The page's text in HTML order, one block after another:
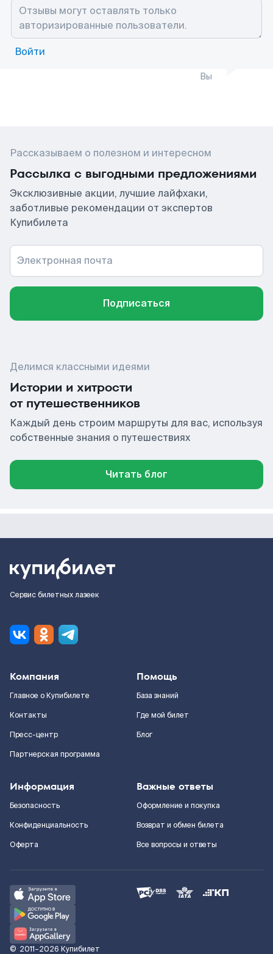
Войти
Вы
Рассказываем о полезном и интересном
Рассылка с выгодными предложениями
Эксклюзивные акции, лучшие лайфхаки,
заботливые рекомендации от экспертов
Купибилета
Электронная почта
Подписаться
Делимся классными идеями
Истории и хитрости
от путешественников
Каждый день строим маршруты для вас, используя
собственные знания о путешествиях
Читать блог
Сервис билетных лазеек
Компания
Главное о Купибилете
Контакты
Пресс-центр
Партнерская программа
Помощь
База знаний
Где мой билет
Блог
Информация
Безопасность
Конфиденциальность
Оферта
Важные ответы
Оформление и покупка
Возврат и обмен билета
Все вопросы и ответы
© 2011–2026 Купибилет